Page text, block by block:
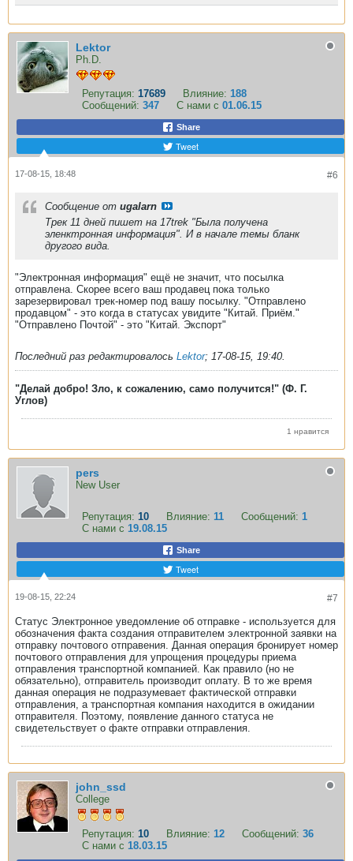
Lektor
Ph.D.
Репутация: 17689 Влияние: 188
Сообщений: 347 С нами с 01.06.15
Share
Tweet
#6
17-08-15, 18:48
Сообщение от ugalarn
Трек 11 дней пишет на 17trek "Была получена
эленктронная информация". И в начале темы бланк
другого вида.
"Электронная информация" ещё не значит, что посылка
отправлена. Скорее всего ваш продавец пока только
зарезервировал трек-номер под вашу посылку. "Отправлено
продавцом" - это когда в статусах увидите "Китай. Приём."
"Отправлено Почтой" - это "Китай. Экспорт"
Последний раз редактировалось Lektor; 17-08-15, 19:40
"Делай добро! Зло, к сожалению, само получится!" (Ф. Г.
Углов)
1 нравится
pers
New User
Репутация: 10 Влияние: 11 Сообщений: 1
С нами с 19.08.15
Share
Tweet
#7
19-08-15, 22:24
Статус Электронное уведомление об отправке - используется для
обозначения факта создания отправителем электронной заявки на
отправку почтового отправения. Данная операция бронирует номер
почтового отправления для упрощения процедуры приема
отправления транспортной компанией. Как правило (но не
обязательно), отправитель производит оплату. В то же время
данная операция не подразумевает фактической отправки
отправления, а транспортная компания находится в ожидании
отправителя. Поэтому, появление данного статуса не
свидетельствует о факте отправки отправления.
john_ssd
College
Репутация: 10 Влияние: 12 Сообщений: 36
С нами с 18.03.15